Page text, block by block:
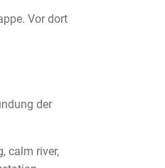
Vor dort
der
calm river,